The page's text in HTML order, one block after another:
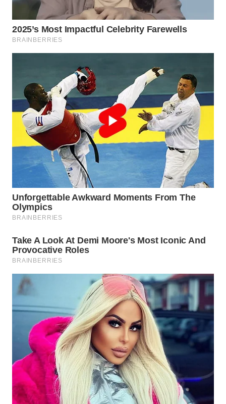
WN
PRIANGAN
TIMUR
WN
SOLO
WN
BOROBUDUR
WN
WN
SURABAYA
WN
NATUNA
WN
BINTAN
WN
MANDALIKA
WN
LIKUPANG
WN